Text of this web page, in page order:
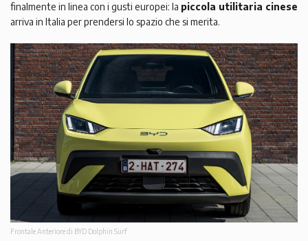
finalmente in linea con i gusti europei: la piccola utilitaria cinese
arriva in Italia per prendersi lo spazio che si merita.
Frontale Anteriore di BYD Dolphin Surf